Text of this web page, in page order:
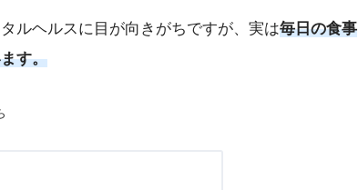
ルヘルスに目が向きがちですが、実は毎日の食事
す。